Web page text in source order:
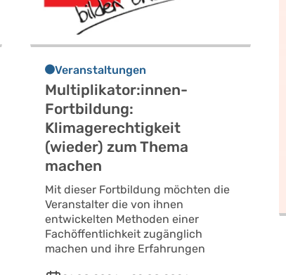
Veranstaltungen
Multiplikator:innen-
Fortbildung:
Klimagerechtigkeit
(wieder) zum Thema
machen
Mit dieser Fortbildung möchten die
Veranstalter die von ihnen
entwickelten Methoden einer
Fachöffentlichkeit zugänglich
machen und ihre Erfahrungen